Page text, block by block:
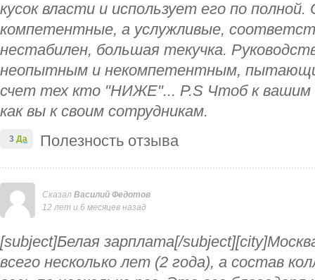
кусок власти и использует его по
компетентные, а услужливые,
нестабилен, большая текучка.
неопытным и некомпетентным,
счет тех кто "НИЖЕ"... P.S Чтоб к вашим
как вы к своим сотрудникам.
Полезность отзыва
3 Да
Сказал Василий Федотов
12 лет и 6 месяцев назад
[subject]Белая зарплата[/
всего несколько лет (2 года), а состав